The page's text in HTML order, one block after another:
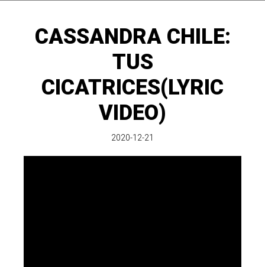
CASSANDRA CHILE:
TUS
CICATRICES(LYRIC
VIDEO)
2020-12-21